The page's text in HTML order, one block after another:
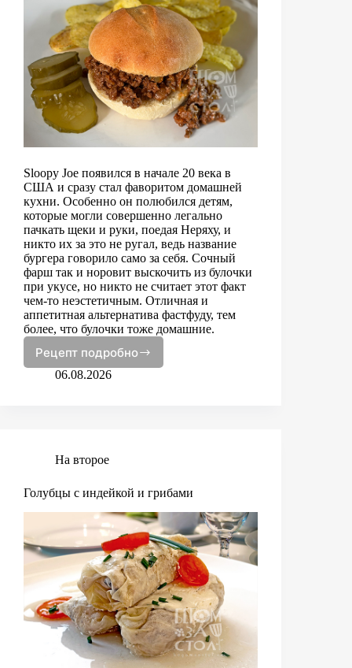
Sloopy Joe появился в начале 20 века в
США и сразу стал фаворитом домашней
кухни. Особенно он полюбился детям,
которые могли совершенно легально
пачкать щеки и руки, поедая Неряху, и
никто их за это не ругал, ведь название
бургера говорило само за себя. Сочный
фарш так и норовит выскочить из булочки
при укусе, но никто не считает этот факт
чем-то неэстетичным. Отличная и
аппетитная альтернатива фастфуду, тем
более, что булочки тоже домашние.
Рецепт подробно
Бургер
«Неряха
06.08.2026
На второе
Голубцы с индейкой и грибами